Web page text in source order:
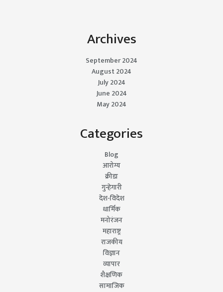
Archives
September 2024
August 2024
July 2024
June 2024
May 2024
Categories
Blog
आरोग्य
क्रीडा
गुन्हेगारी
देश-विदेश
धार्मिक
मनोरंजन
महाराष्ट्र
राजकीय
विज्ञान
व्यापार
शैक्षणिक
सामाजिक